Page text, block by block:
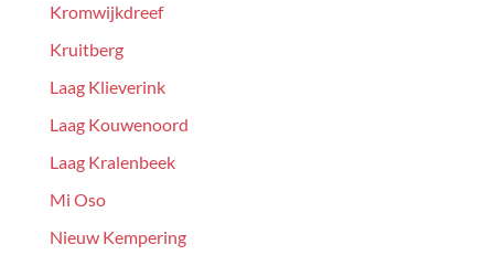
Kromwijkdreef
Kruitberg
Laag Klieverink
Laag Kouwenoord
Laag Kralenbeek
Mi Oso
Nieuw Kempering